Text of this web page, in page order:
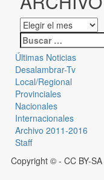
Últimas Noticias
Desalambrar-Tv
Local/Regional
Provinciales
Nacionales
Internacionales
Archivo 2011-2016
Staff
Copyright © - CC BY-SA